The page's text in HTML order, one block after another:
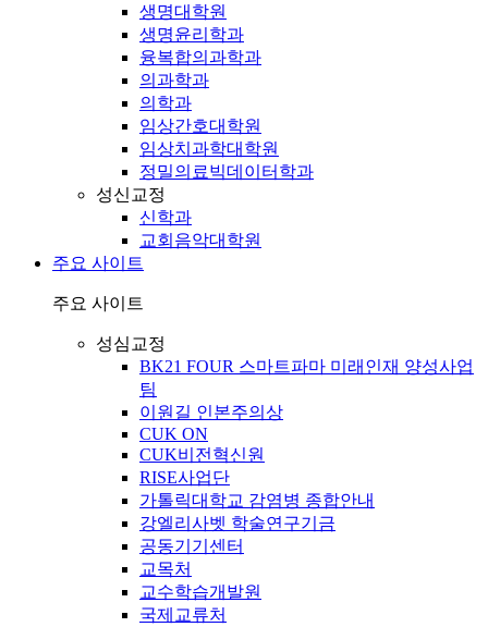
생명대학원
생명윤리학과
융복합의과학과
의과학과
의학과
임상간호대학원
임상치과학대학원
정밀의료빅데이터학과
성신교정
신학과
교회음악대학원
주요 사이트
주요 사이트
성심교정
BK21 FOUR 스마트파마 미래인재 양성사업
팀
이원길 인본주의상
CUK ON
CUK비전혁신원
RISE사업단
가톨릭대학교 감염병 종합안내
강엘리사벳 학술연구기금
공동기기센터
교목처
교수학습개발원
국제교류처